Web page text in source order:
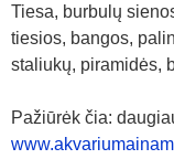
Tiesa, burbulų
tiesios, bangos,
staliukų, piramidės,
Pažiūrėk čia: